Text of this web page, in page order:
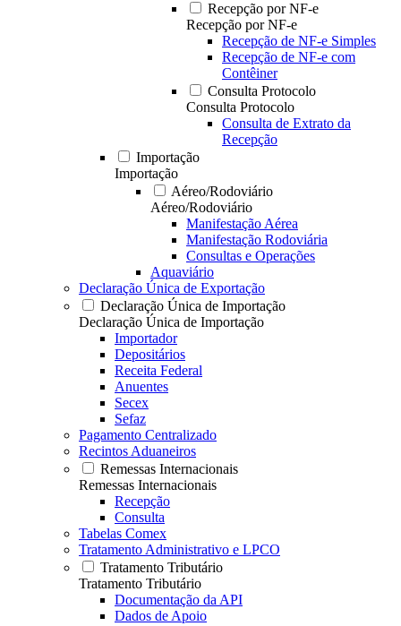
Recepção por NF-e
Recepção por NF-e
Recepção de NF-e Simples
Recepção de NF-e com
Contêiner
Consulta Protocolo
Consulta Protocolo
Consulta de Extrato da
Recepção
Importação
Importação
Aéreo/Rodoviário
Aéreo/Rodoviário
Manifestação Aérea
Manifestação Rodoviária
Consultas e Operações
Aquaviário
Declaração Única de Exportação
Declaração Única de Importação
Declaração Única de Importação
Importador
Depositários
Receita Federal
Anuentes
Secex
Sefaz
Pagamento Centralizado
Recintos Aduaneiros
Remessas Internacionais
Remessas Internacionais
Recepção
Consulta
Tabelas Comex
Tratamento Administrativo e LPCO
Tratamento Tributário
Tratamento Tributário
Documentação da API
Dados de Apoio